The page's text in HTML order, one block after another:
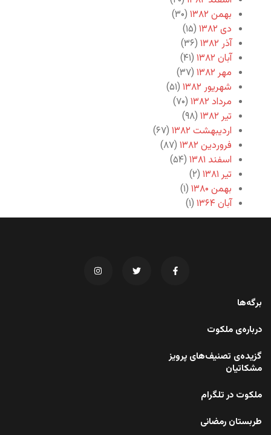
بهمن ۱۳۸۲
(۳۰)
دی ۱۳۸۲
(۱۵)
آذر ۱۳۸۲
(۳۶)
آبان ۱۳۸۲
(۴۱)
مهر ۱۳۸۲
(۳۷)
شهریور ۱۳۸۲
(۵۱)
مرداد ۱۳۸۲
(۷۰)
تیر ۱۳۸۲
(۹۸)
اردیبهشت ۱۳۸۲
(۶۷)
فروردین ۱۳۸۲
(۸۷)
اسفند ۱۳۸۱
(۵۴)
تیر ۱۳۸۱
(۲)
بهمن ۱۳۸۰
(۱)
آبان ۱۳۶۴
(۱)
برگه‌ها
درباره‌ی ملکوت
گزیده‌ی تصنیف‌های پرویز
مشکاتیان
ملکوت در تلگرام
طربستان رمضانی